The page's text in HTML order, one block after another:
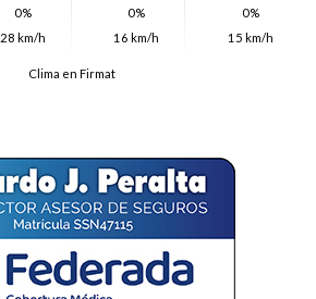
0%
28 km/h
0%
16 km/h
0%
15 km/h
Clima en Firmat